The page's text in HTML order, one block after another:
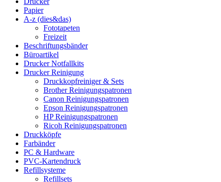
Papier
A-z (dies&das)
Fototapeten
Freizeit
Beschriftungsbänder
Büroartikel
Drucker Notfallkits
Drucker Reinigung
Druckkopfreiniger & Sets
Brother Reinigungspatronen
Canon Reinigungspatronen
Epson Reinigungspatronen
HP Reinigungspatronen
Ricoh Reinigungspatronen
Druckköpfe
Farbänder
PC & Hardware
PVC-Kartendruck
Refillsysteme
Refillsets